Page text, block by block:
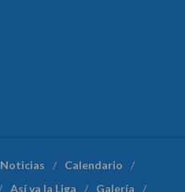
Noticias
Calendario
Así va la Liga Galería